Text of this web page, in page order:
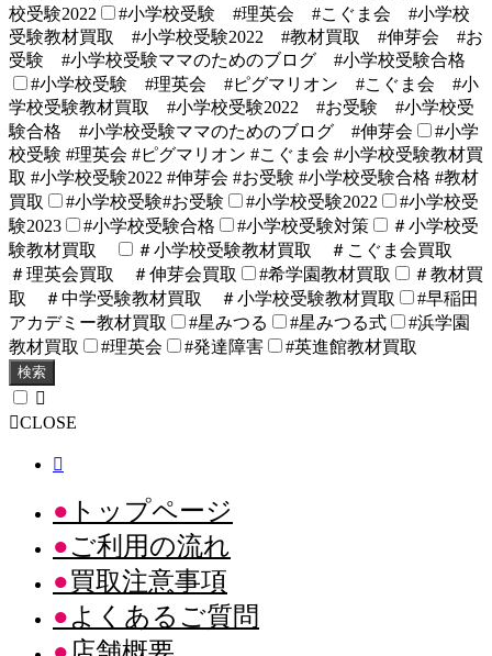
校受験2022
#小学校受験 #理英会 #こぐま会 #小学校
受験教材買取 #小学校受験2022 #教材買取 #伸芽会 #お
受験 #小学校受験ママのためのブログ #小学校受験合格
#小学校受験 #理英会 #ピグマリオン #こぐま会 #小
学校受験教材買取 #小学校受験2022 #お受験 #小学校受
験合格 #小学校受験ママのためのブログ #伸芽会
#小学
校受験 #理英会 #ピグマリオン #こぐま会 #小学校受験教材買
取 #小学校受験2022 #伸芽会 #お受験 #小学校受験合格 #教材
買取
#小学校受験#お受験 #小学校受験2022
#小学校受
験2023
#小学校受験合格 #小学校受験対策
＃小学校受
験教材買取
＃小学校受験教材買取 ＃こぐま会買取
＃理英会買取 ＃伸芽会買取
#希学園教材買取
＃教材買
取 ＃中学受験教材買取 ＃小学校受験教材買取
#早稲田
アカデミー教材買取
#星みつる #星みつる式
#浜学園
教材買取
#理英会 #発達障害 #英進館教材買取
検索
CLOSE
トップページ
ご利用の流れ
買取注意事項
よくあるご質問